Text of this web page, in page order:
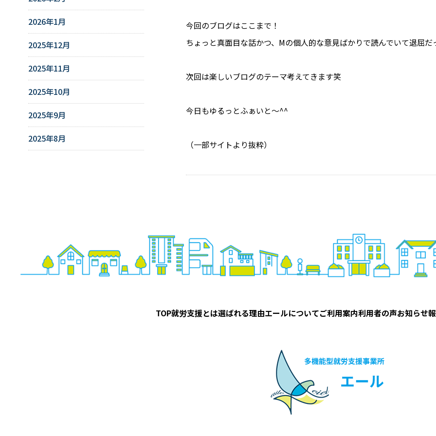
2026年1月
2025年12月
2025年11月
2025年10月
2025年9月
2025年8月
今回のブログはここまで！
ちょっと真面目な話かつ、Mの個人的な意見ばかりで読んでいて退屈
次回は楽しいブログのテーマ考えてきます笑
今日もゆるっとふぁいと～^^
（一部サイトより抜粋）
TOP就労支援とは選ばれる理由エールについてご利用案内利用者の声お知らせ